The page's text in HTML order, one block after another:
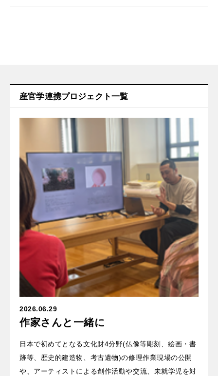
産官学連携プロジェクト一覧
2026.06.29
作家さんと一緒に
日本で初めてとなる文化財4分野(仏像等彫刻、絵画・書
跡等、歴史的建造物、考古遺物)の修理作業現場の公開
や、アーティストによる創作活動や交流、未就学児を対